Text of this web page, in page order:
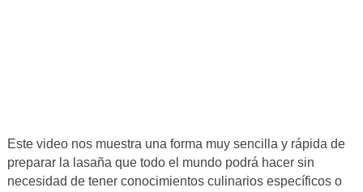
Este video nos muestra una forma muy sencilla y rápida de
preparar la lasaña que todo el mundo podrá hacer sin
necesidad de tener conocimientos culinarios específicos o